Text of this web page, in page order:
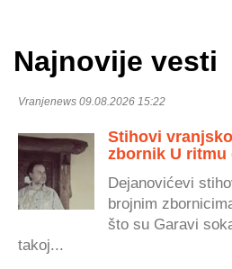
Najnovije vesti
Vranjenews 09.08.2026 15:22
Stihovi
zbornik U ritmu
Dejanovićevi
brojnim
što su Garavi
takoj...